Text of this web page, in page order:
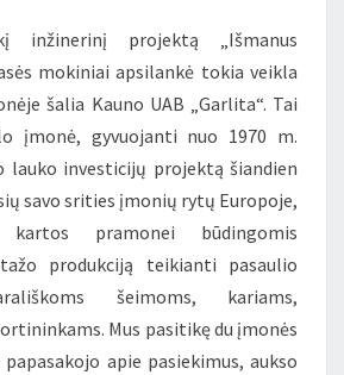
inžinerinį projektą „Išmanus
mokiniai apsilankė tokia veikla
šalia Kauno UAB „Garlita“. Tai
įmonė, gyvuojanti nuo 1970 m.
lauko investicijų projektą šiandien
savo srities įmonių rytų Europoje,
pramonei būdingomis
produkciją teikianti pasaulio
šeimoms, kariams,
Mus pasitikę du įmonės
apie pasiekimus, aukso